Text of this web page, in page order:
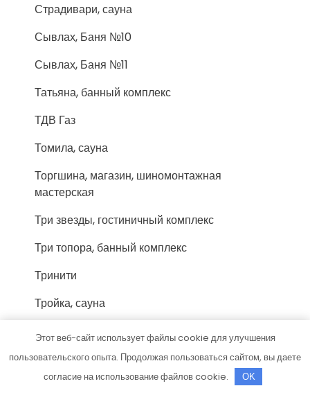
Страдивари, сауна
Сывлах, Баня №10
Сывлах, Баня №11
Татьяна, банный комплекс
ТДВ Газ
Томила, сауна
Торгшина, магазин, шиномонтажная
мастерская
Три звезды, гостиничный комплекс
Три топора, банный комплекс
Тринити
Тройка, сауна
У Володи, гостиничный комплекс
У Михалыча
Этот веб-сайт использует файлы cookie для улучшения
пользовательского опыта. Продолжая пользоваться сайтом, вы даете
согласие на использование файлов cookie.
OK